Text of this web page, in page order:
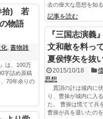
去の偉大な思想を知
記事を読む
拾) 若
物語
化 ,書物雑
は、100万
字詰め原稿
70年余りの
『三国志演義
文和敵を料っ
夏侯惇矢を抜
2015/10/18
思想
賈詡の計は城内に
り、曹操が城内に入
た。 曹操は慌てて兵
曹操が兵を退いたのを